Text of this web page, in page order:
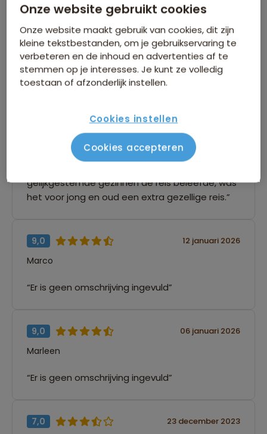
“We hebben als familie een onvergetelijk mooi
avontuur beleefd in Thailand. Een reis waarin
aan alles is gedacht welke ons volledig
ontzorgde om optimaal te kunnen genieten
van een gevarieerd programma. Een
met eindeloos veel kennis en boeiende
weetjes. Het was onze eerste groepsreis en
deze is ons ontzettend goed bevallen en
gelijkgestemde gezinnen de reis beleefde, was
het voor jong en oud een extra gezellige reis.”
9,0 12 januari 2026
Marco
“Er is geen omschrijving ingevuld”
9,0 06 januari 2026
Marleen
“Er is geen omschrijving ingevuld”
7,0 23 december 2023
Onze website gebruikt cookies
Onze website maakt gebruik van cookies, dit zijn
kleine tekstbestanden, om je gebruikservaring te
verbeteren en de inhoud en advertenties af te
stemmen op je interesses. Je kunt ze volledig
toestaan of afzonderlijk instellen.
Cookies instellen
Cookies accepteren